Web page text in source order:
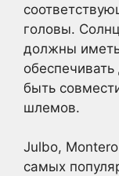
головы.
должны
быть
шлемов.
Julbo,
самых